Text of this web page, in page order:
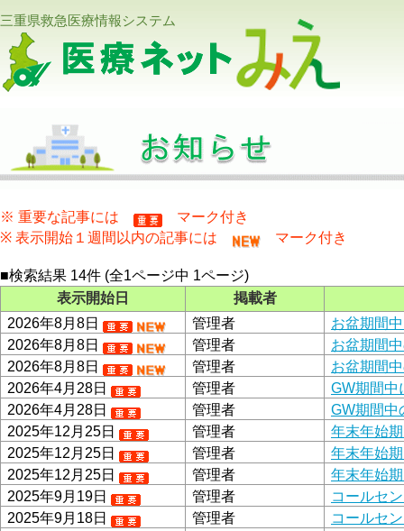
三重県救急医療情報システム
※ 重要な記事には
マーク付き
※ 表示開始１週間以内の記事には
マーク付き
■検索結果 14件 (全1ページ中 1ページ)
表示開始日
掲載者
2026年8月8日
管理者
お盆期間
2026年8月8日
管理者
お盆期間
2026年8月8日
管理者
お盆期間
2026年4月28日
管理者
GW期間中
2026年4月28日
管理者
GW期間中
2025年12月25日
管理者
年末年始
2025年12月25日
管理者
年末年始
2025年12月25日
管理者
年末年始
2025年9月19日
管理者
コールセ
2025年9月18日
管理者
コールセ